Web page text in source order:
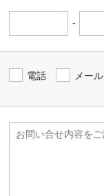
-
電話 メール